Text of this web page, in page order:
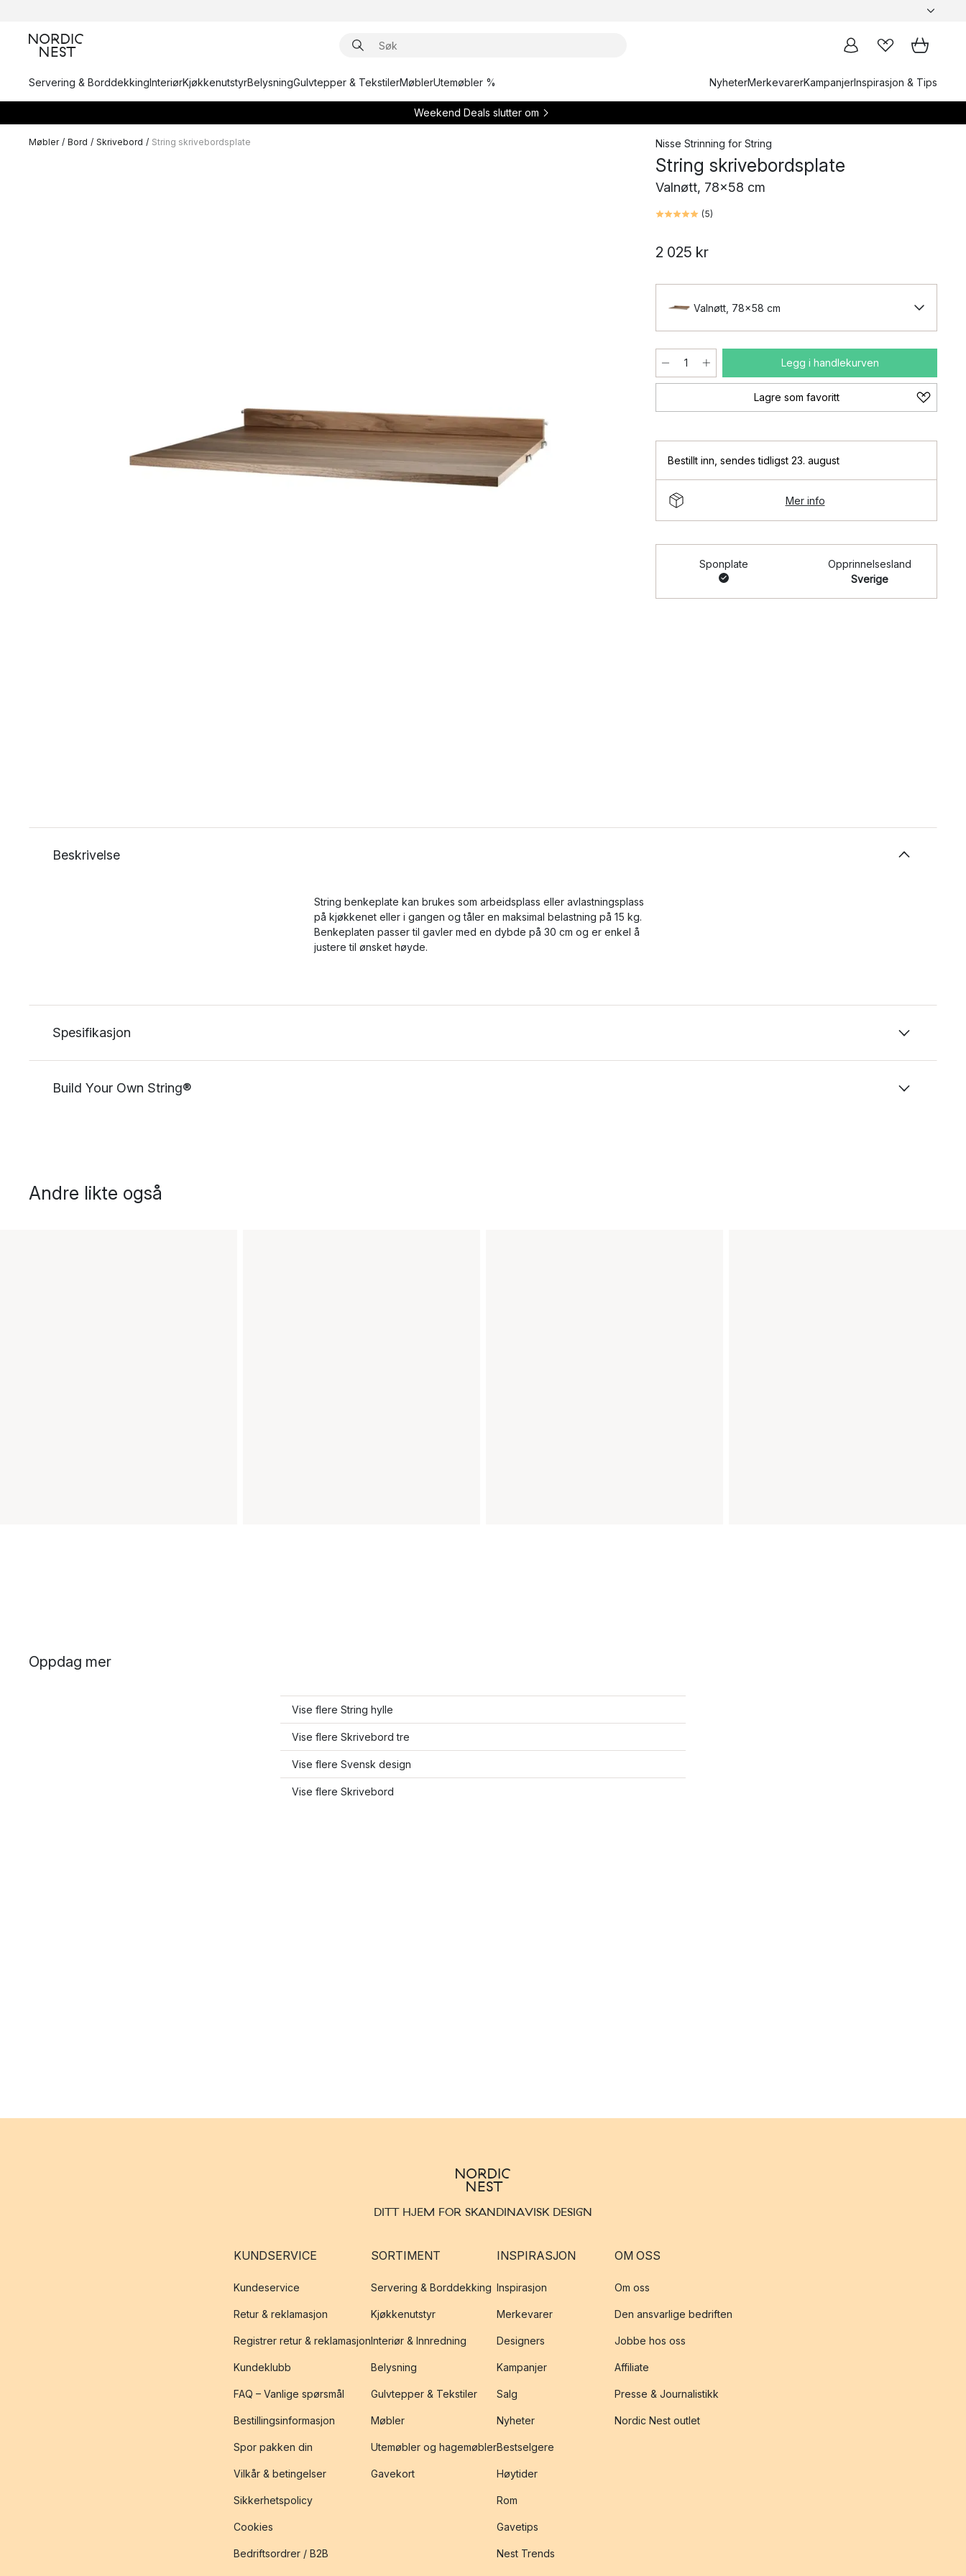
Servering & BorddekkingInteriørKjøkkenutstyrBelysningGulvtepper & TekstilerMøblerUtemøbler % NyheterMerkevarerKampanjerInspirasjon & Tips
Weekend Deals slutter om
Møbler / Bord / Skrivebord / String skrivebordsplate Nisse Strinning for String
String skrivebordsplate
Valnøtt, 78x58 cm
(5)
2 025 kr
Valnøtt, 78x58 cm
Legg i handlekurven
Lagre som favoritt
Bestillt inn sendes tidligst 23. august
Mer info
Sponplate
Opprinnelsesland
Sverige
Beskrivelse
String benkeplate kan brukes som arbeidsplass eller avlastningsplass
på kjøkkenet eller i gangen og tåler en maksimal belastning på 15 kg.
Benkeplaten passer til gavler med en dybde på 30 cm og er enkel å
justere til ønsket høyde.
Spesifikasjon
Build Your Own String®
Andre likte også
Oppdag mer
Vise flere String hylle
Vise flere Skrivebord tre
Vise flere Svensk design
Vise flere Skrivebord
DITT HJEM FOR SKANDINAVISK DESIGN
KUNDSERVICE
Kundeservice
Retur & reklamasjon
Registrer retur & reklamasjon
Kundeklubb
FAQ – Vanlige spørsmål
Bestillingsinformasjon
Spor pakken din
Vilkår & betingelser
Sikkerhetspolicy
Cookies
Bedriftsordrer / B2B
SORTIMENT
Servering & Borddekking
Kjøkkenutstyr
Interiør & Innredning
Belysning
Gulvtepper & Tekstiler
Møbler
Utemøbler og hagemøbler
Gavekort
INSPIRASJON
Inspirasjon
Merkevarer
Designers
Kampanjer
Salg
Nyheter
Bestselgere
Høytider
Rom
Gavetips
Nest Trends
OM OSS
Om oss
Den ansvarlige bedriften
Jobbe hos oss
Affiliate
Presse & Journalistikk
Nordic Nest outlet